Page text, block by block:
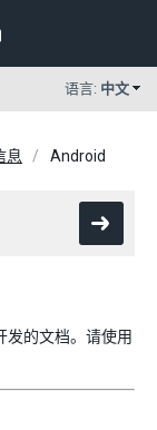
语言: 中文
息 Android
发的文档。请使用